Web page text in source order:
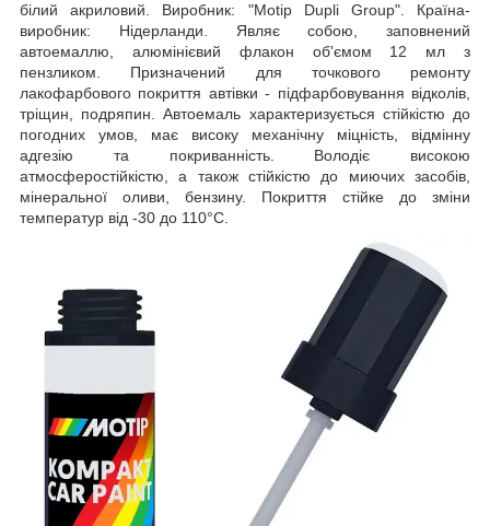
білий акриловий. Виробник: "Motip Dupli Group". Країна-
виробник: Нідерланди. Являє собою, заповнений
автоемаллю, алюмінієвий флакон об'ємом 12 мл з
пензликом. Призначений для точкового ремонту
лакофарбового покриття автівки - підфарбовування відколів,
тріщин, подряпин. Автоемаль характеризується стійкістю до
погодних умов, має високу механічну міцність, відмінну
адгезію та покриванність. Володіє високою
атмосферостійкістю, а також стійкістю до миючих засобів,
мінеральної оливи, бензину. Покриття стійке до зміни
температур від -30 до 110°C.